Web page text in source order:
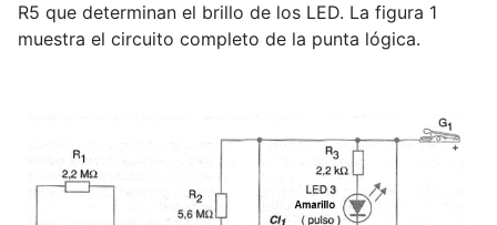
R5 que determinan el brillo de los LED. La figura 1
muestra el circuito completo de la punta lógica.